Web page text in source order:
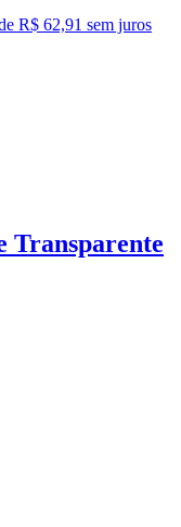
R$ 62,91 sem juros
Transparente